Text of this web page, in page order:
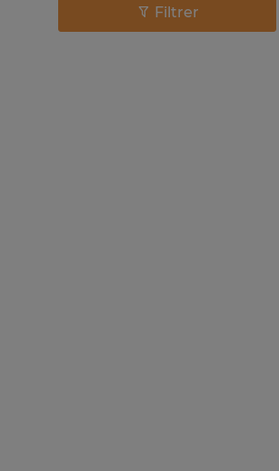
Filtrer